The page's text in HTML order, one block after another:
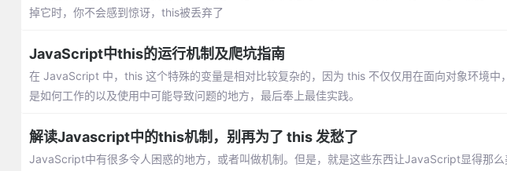
掉它时，你不会感到惊讶，this被丢弃了
JavaScript中this的运行机制及爬坑指南
在 JavaScript 中，this 这个特殊的变量是相对比较复杂的，因为 this 不仅仅用在面向对象环境
是如何工作的以及使用中可能导致问题的地方，最后奉上最佳实践。
解读Javascript中的this机制，别再为了 this 发愁了
JavaScript中有很多令人困惑的地方，或者叫做机制。但是，就是这些东西让JavaScript显得那